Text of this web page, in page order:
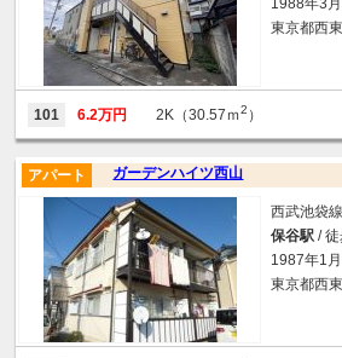
1988年3
東京都西
101 6.2万円 2K（30.57ｍ2 ）
ガーデンハイツ西山
アパート
西武池袋線
保谷駅 /
1987年1
東京都西